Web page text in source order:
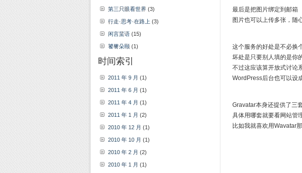
最后是把图片绑定到邮箱
图片也可以上传多张，随
这个服务的好处是不必换
坏处是只要别人填的是你
不过这应该算开放式讨论
WordPress后台也可以设
Gravatar本身还提供了三
具体用哪套就要看网站管
比如我就喜欢用Wavatar
第三只眼看世界 (3)
行走·思考·在路上 (3)
闲言蜚语 (15)
饕餮朵颐 (1)
时间索引
2011 年 9 月 (1)
2011 年 6 月 (1)
2011 年 4 月 (1)
2011 年 1 月 (2)
2010 年 12 月 (1)
2010 年 10 月 (1)
2010 年 2 月 (2)
2010 年 1 月 (1)